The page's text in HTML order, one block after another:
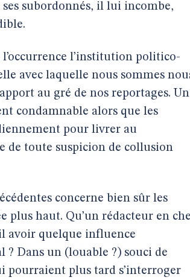
subordonnés, il lui incombe,
l’institution politico-
avec laquelle nous sommes
au gré de nos reportages. Un
condamnable alors que les
pour livrer au
de toute suspicion de collusion
concerne bien sûr les
plus haut. Qu’un rédacteur en
avoir quelque influence
Dans un (louable ?) souci de
pourraient plus tard s’interroger